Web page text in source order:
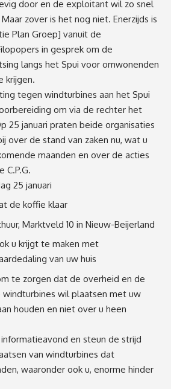
door en de exploitant wil zo snel
zover is het nog niet. Enerzijds is
Plan Groep] vanuit de
in gesprek om de
langs het Spui voor omwonenden
krijgen.
tegen windturbines aan het Spui
om via de rechter het
25 januari praten beide organisaties
over de stand van zaken nu, wat u
maanden en over de acties
C.P.G.
25 januari
de koffie klaar
Marktveld 10 in Nieuw-Beijerland
u krijgt te maken met
van uw huis
te zorgen dat de overheid en de
wil plaatsen met uw
houden en niet over u heen
en steun de strijd
van windturbines dat
waaronder ook u, enorme hinder